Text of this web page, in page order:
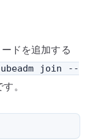
ドを追加する
join --
。